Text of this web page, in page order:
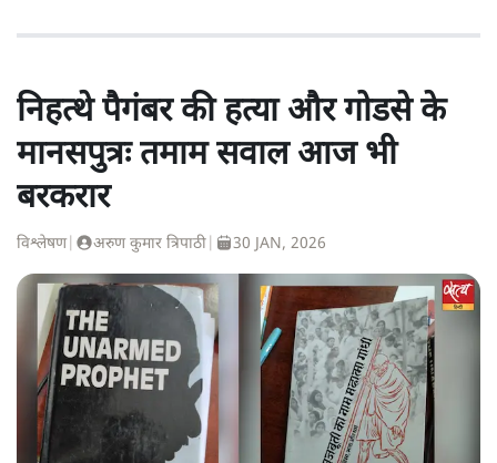
निहत्थे पैगंबर की हत्या और गोडसे के
मानसपुत्रः तमाम सवाल आज भी
बरकरार
विश्लेषण| अरुण कुमार त्रिपाठी 30 JAN, 2026